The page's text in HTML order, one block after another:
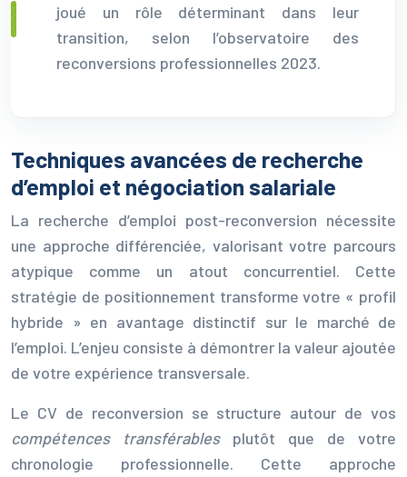
joué un rôle déterminant dans leur
transition, selon l’observatoire des
reconversions professionnelles 2023.
Techniques avancées de recherche
d’emploi et négociation salariale
La recherche d’emploi post-reconversion nécessite
une approche différenciée, valorisant votre parcours
atypique comme un atout concurrentiel. Cette
stratégie de positionnement transforme votre « profil
hybride » en avantage distinctif sur le marché de
l’emploi. L’enjeu consiste à démontrer la valeur ajoutée
de votre expérience transversale.
Le CV de reconversion se structure autour de vos
compétences transférablesplutôt que de votre
chronologie professionnelle. Cette approche